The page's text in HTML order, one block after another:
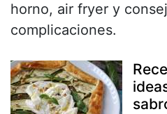
horno, air fryer y
complicaciones.